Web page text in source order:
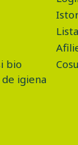
bio
igiena